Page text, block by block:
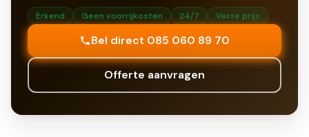
Erkend Geen voorrijkosten 24/7 Vaste prijs
Bel direct 085 060 89 70
Offerte aanvragen